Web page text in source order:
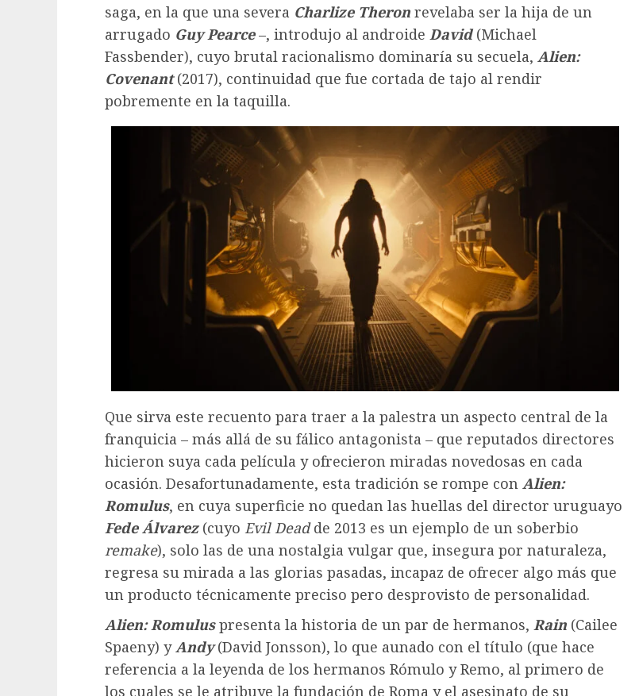
saga, en la que una severa Charlize Theron revelaba ser la hija de un
arrugado Guy Pearce–, introdujo al androide David(Michael
Fassbender), cuyo brutal racionalismo dominaría su secuela, Alien:
Covenant(2017), continuidad que fue cortada de tajo al rendir
pobremente en la taquilla.
Que sirva este recuento para traer a la palestra un aspecto central de la
franquicia – más allá de su fálico antagonista – que reputados directores
hicieron suya cada película y ofrecieron miradas novedosas en cada
ocasión. Desafortunadamente, esta tradición se rompe con Alien:
Romulus, en cuya superficie no quedan las huellas del director uruguayo
Fede Álvarez(cuyo Evil Deadde 2013 es un ejemplo de un soberbio
remake), solo las de una nostalgia vulgar que, insegura por naturaleza,
regresa su mirada a las glorias pasadas, incapaz de ofrecer algo más que
un producto técnicamente preciso pero desprovisto de personalidad.
Alien: Romuluspresenta la historia de un par de hermanos, Rain (Cailee
Spaeny) yAndy(David Jonsson), lo que aunado con el título (que hace
referencia a la leyenda de los hermanos Rómulo y Remo, al primero de
los cuales se le atribuye la fundación de Roma y el asesinato de su